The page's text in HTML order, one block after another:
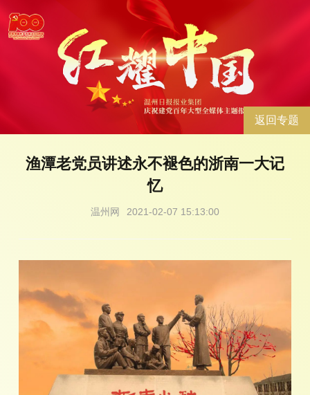
返回专题
渔潭老党员讲述永不褪色的浙南一大记
忆
温州网 2021-02-07 15:13:00